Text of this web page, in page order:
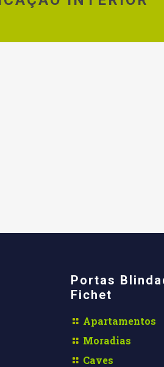
Portas
Fichet
Apartamentos
Moradias
Caves